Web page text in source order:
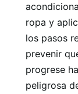
ropa y
los pasos
prevenir
progrese
peligrosa